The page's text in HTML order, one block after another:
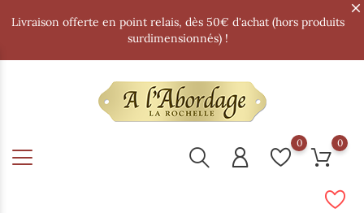
Livraison offerte en point relais, dès 50€ d'achat (hors produits
surdimensionnés) !
0 0